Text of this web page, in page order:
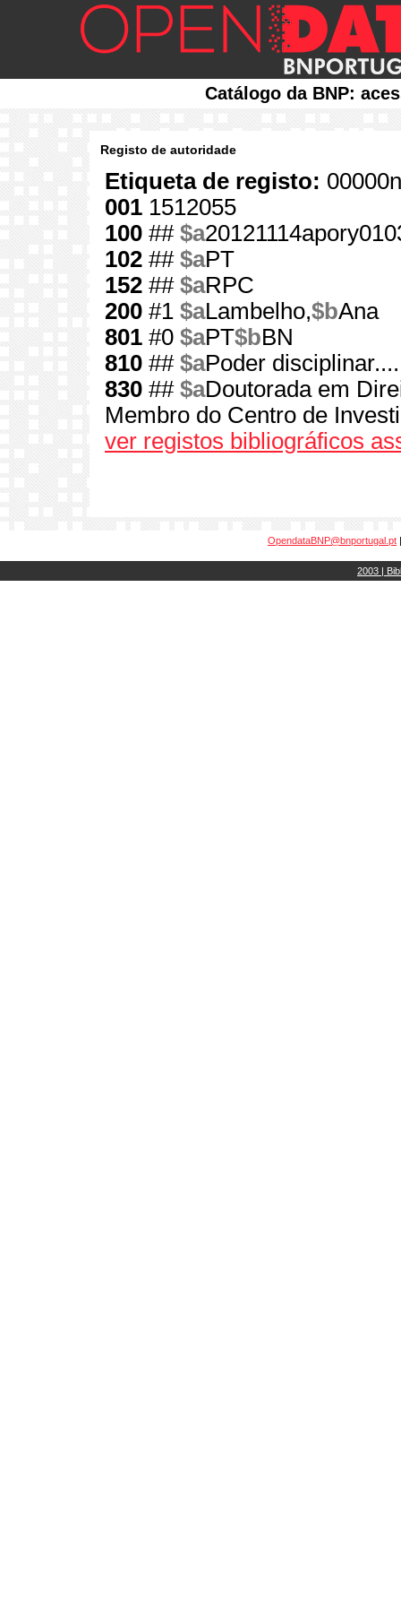
Catálogo da BNP:
Registo de autoridade
Etiqueta de registo:
001 1512055
100 ## $a
102 ## $aPT
152 ## $aRPC
200 #1 $aLambelho,$bAna
801 #0 $aPT$bBN
810 ## $aPoder disciplinar....
830 ## $aDoutorada em
Membro do Centro de
ver registos bibliográficos
OpendataBNP@bnportugal.pt
2003 |